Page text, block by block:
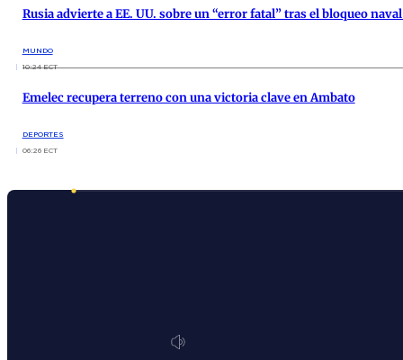
Rusia advierte a EE. UU. sobre un “error fatal” tras el bloqueo naval
MUNDO
10:24 ECT
Emelec recupera terreno con una victoria clave en Ambato
DEPORTES
06:26 ECT